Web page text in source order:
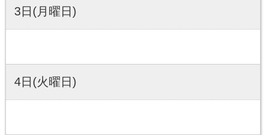
3日(月曜日)
4日(火曜日)